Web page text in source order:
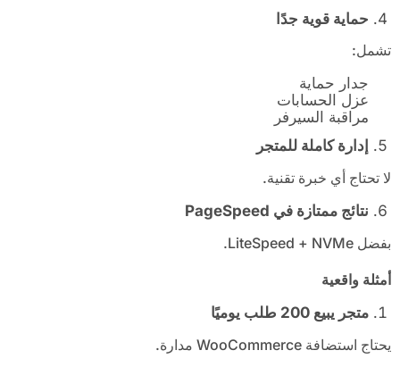
حماية قوية جدًا
تشمل:
جدار حماية
عزل الحسابات
مراقبة السيرفر
إدارة كاملة للمتجر
لا تحتاج أي خبرة تقنية.
نتائج ممتازة في
بفضل LiteSpeed + NVMe.
أمثلة واقعية
متجر يبيع 200 طلب يوميًا
يحتاج استضافة WooCommerce مدارة.